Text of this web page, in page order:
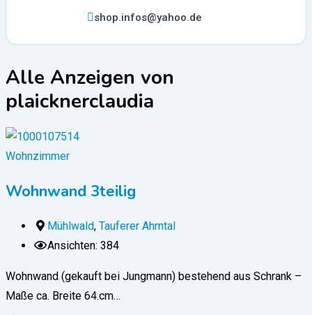
shop.infos@yahoo.de
Alle Anzeigen von
plaicknerclaudia
Wohnzimmer
Wohnwand 3teilig
Mühlwald, Tauferer Ahrntal
Ansichten: 384
Wohnwand (gekauft bei Jungmann) bestehend aus Schrank –
Maße ca. Breite 64.cm…